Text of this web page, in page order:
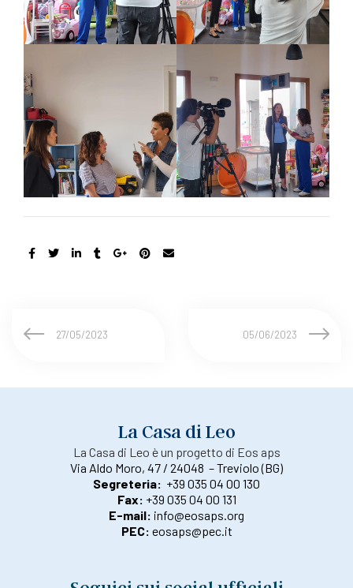
27/05/2023 05/06/2023
La Casa di Leo
La Casa di Leo è un progetto di Eos aps
Via Aldo Moro, 47 / 24048 – Treviolo (BG)
Segreteria: +39 035 04 00 130
Fax: +39 035 04 00 131
E-mail: info@eosaps.org
PEC: eosaps@pec.it